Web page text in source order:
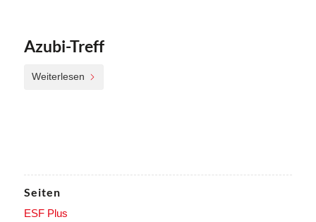
Azubi-Treff
Weiterlesen
Seiten
ESF Plus